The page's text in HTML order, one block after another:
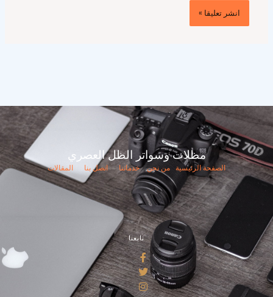
تابعنا
مظلات وسواتر الظل العصري
الصفحة الرئيسية من نحن خدماتنا اتصل بنا المقالات